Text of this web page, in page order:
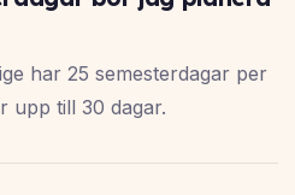
har 25 semesterdagar per
upp till 30 dagar.